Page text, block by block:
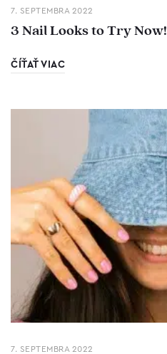
7. SEPTEMBRA 2022
3 Nail Looks to Try Now!
ČÍŤAŤ VIAC
7. SEPTEMBRA 2022